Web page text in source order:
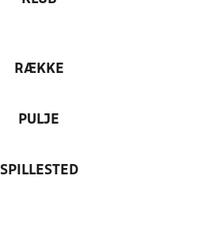
RÆKKE
PULJE
SPILLESTED